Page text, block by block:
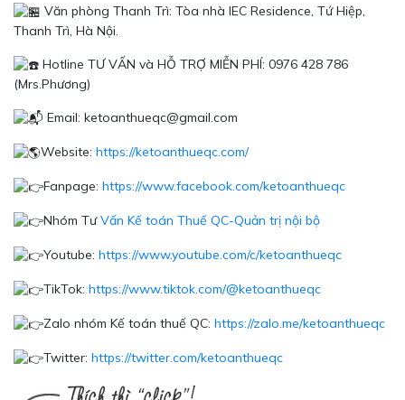
Văn phòng Thanh Trì: Tòa nhà IEC Residence, Tứ Hiệp,
Thanh Trì, Hà Nội.
Hotline TƯ VẤN và HỖ TRỢ MIỄN PHÍ: 0976 428 786
(Mrs.Phương)
Email: ketoanthueqc@gmail.com
Website: https://ketoanthueqc.com/
Fanpage: https://www.facebook.com/ketoanthueqc
Nhóm TưVấn Kế toán Thuế QC-Quản trị nội bộ
Youtube: https://www.youtube.com/c/ketoanthueqc
TikTok: https://www.tiktok.com/@ketoanthueqc
Zalo nhóm Kế toán thuế QC: https://zalo.me/ketoanthueqc
Twitter: https://twitter.com/ketoanthueqc